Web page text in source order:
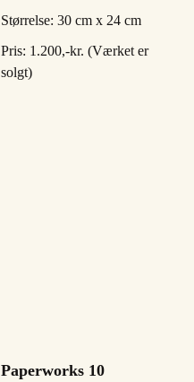
Størrelse: 30 cm x 24 cm
Pris: 1.200,-kr. (Værket er
solgt)
Paperworks 10